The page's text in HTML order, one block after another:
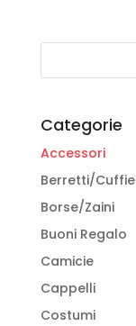
Categorie
Accessori
Berretti/Cuffie
Borse/Zaini
Buoni Regalo
Camicie
Cappelli
Costumi